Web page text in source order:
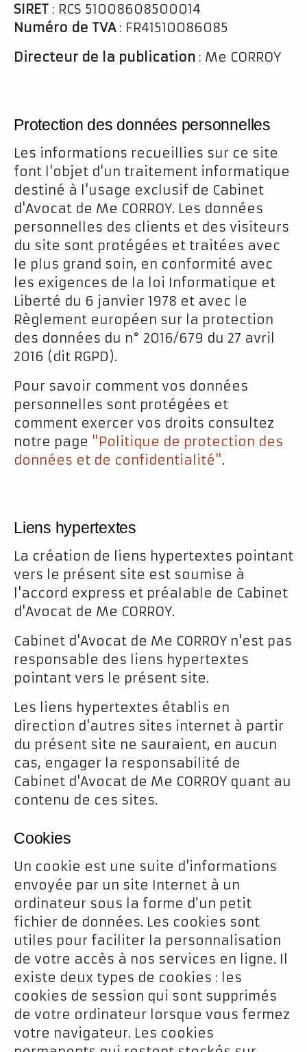
SIRET : RCS 51008608500014
Numéro de TVA: FR41510086085
Directeur de la publication : Me CORROY
Protection des données personnelles
Les informations recueillies sur ce site
font l'objet d'un traitement informatique
destiné à l'usage exclusif de Cabinet
d'Avocat de Me CORROY. Les données
personnelles des clients et des visiteurs
du site sont protégées et traitées avec
le plus grand soin, en conformité avec
les exigences de la loi Informatique et
Liberté du 6 janvier 1978 et avec le
Règlement européen sur la protection
des données du n° 2016/679 du 27 avril
2016 (dit RGPD).
Pour savoir comment vos données
personnelles sont protégées et
comment exercer vos droits consultez
notre page "Politique de protection des
données et de confidentialité".
Liens hypertextes
La création de liens hypertextes pointant
vers le présent site est soumise à
l'accord express et préalable de Cabinet
d'Avocat de Me CORROY.
Cabinet d'Avocat de Me CORROY n'est pas
responsable des liens hypertextes
pointant vers le présent site.
Les liens hypertextes établis en
direction d'autres sites internet à partir
du présent site ne sauraient, en aucun
cas, engager la responsabilité de
Cabinet d'Avocat de Me CORROY quant au
contenu de ces sites.
Cookies
Un cookie est une suite d'informations
envoyée par un site Internet à un
ordinateur sous la forme d’un petit
fichier de données. Les cookies sont
utiles pour faciliter la personnalisation
de votre accès à nos services en ligne. Il
existe deux types de cookies : les
cookies de session qui sont supprimés
de votre ordinateur lorsque vous fermez
votre navigateur. Les cookies